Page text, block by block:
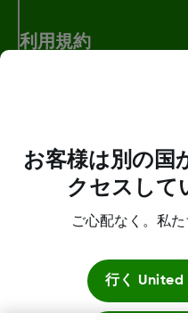
利用規約
Dexcom、Dexcom Clarity、
ークは、米国および/または
登録商標または商標です。
お客様は別の国
クセスして
ご心配なく。私た
行く United